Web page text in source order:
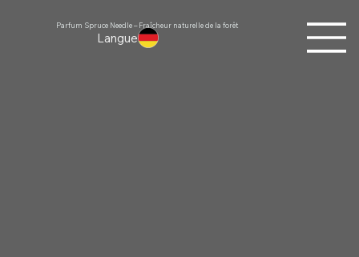
Langue
Parfum Spruce Needle – Fraîcheur naturelle de la forêt